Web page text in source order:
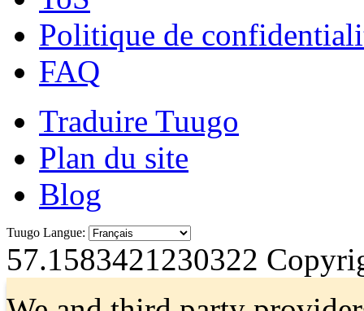
Politique de
FAQ
Traduire Tuugo
Plan du site
Blog
Tuugo Langue:
57.1583421230322